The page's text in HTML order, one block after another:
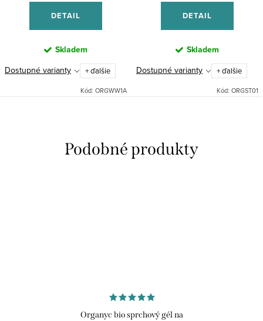
DETAIL
Skladem
Dostupné varianty + ďalšie
Kód: ORGWW1A
DETAIL
Skladem
Dostupné varianty + ďalšie
Kód: ORGST01
Organyc bio sprchový gél na